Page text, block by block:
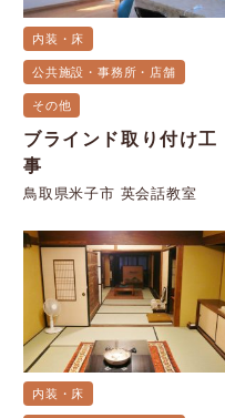
内装・床
公共施設・事務所・店舗
その他
ブラインド取り付け工
事
鳥取県米子市 英会話教室
内装・床